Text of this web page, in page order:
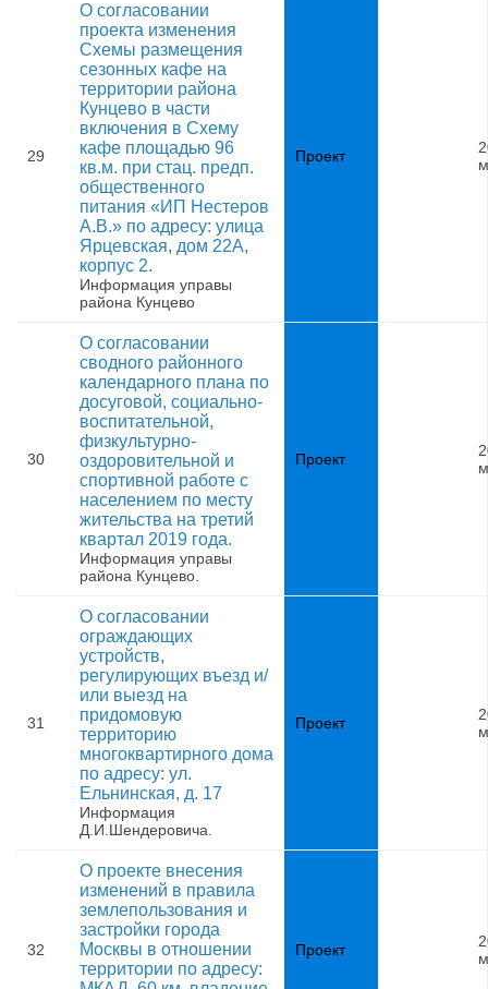
29
О согласовании
проекта изменения
Схемы размещения
сезонных кафе на
территории района
Кунцево в части
включения в Схему
кафе площадью 96
кв.м. при стац. предп.
общественного
питания «ИП Нестеров
А.В.» по адресу: улица
Ярцевская, дом 22А,
корпус 2.
Информация управы
района Кунцево
Проект
30
О согласовании
сводного районного
календарного плана по
досуговой, социально-
воспитательной,
физкультурно-
оздоровительной и
спортивной работе с
населением по месту
жительства на третий
квартал 2019 года.
Информация управы
района Кунцево.
Проект
31
О согласовании
ограждающих
устройств,
регулирующих въезд и/
или выезд на
придомовую
территорию
многоквартирного дома
по адресу: ул.
Ельнинская, д. 17
Информация
Д.И.Шендеровича.
Проект
32
О проекте внесения
изменений в правила
землепользования и
застройки города
Москвы в отношении
территории по адресу:
Проект